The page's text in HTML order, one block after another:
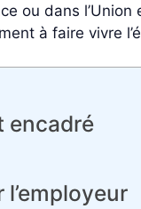
ou dans l’Union
à faire vivre
encadré